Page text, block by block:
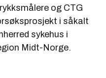
og CTG
i såkalt
sykehus i
Midt-Norge.